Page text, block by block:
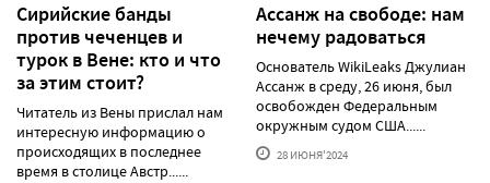
Сирийские банды
против чеченцев и
турок в Вене: кто и что
за этим стоит?
Читатель из Вены прислал нам
интересную информацию о
происходящих в последнее
время в столице Австр......
Ассанж на свободе: нам
нечему радоваться
Основатель WikiLeaks Джулиан
Ассанж в среду, 26 июня, был
освобожден Федеральным
окружным судом США......
28 ИЮНЯ'2024